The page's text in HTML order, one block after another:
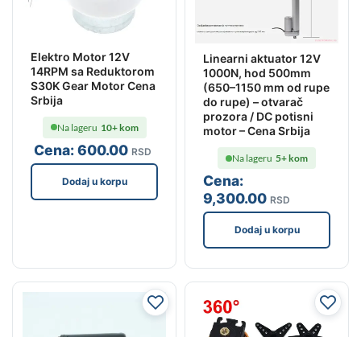
Elektro Motor 12V
14RPM sa Reduktorom
S30K Gear Motor Cena
Srbija
Cena:600.00 RSD
Na lageru 10+ kom
Dodaj u korpu
Linearni aktuator 12V
1000N, hod 500mm
(650–1150 mm od rupe
do rupe) – otvarač
prozora / DC potisni
motor – Cena Srbija
Cena:
9,300.00 RSD
Na lageru 5+ kom
Dodaj u korpu